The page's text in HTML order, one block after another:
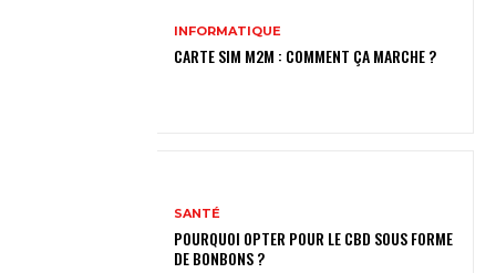
INFORMATIQUE
CARTE SIM M2M : COMMENT ÇA MARCHE ?
SANTÉ
POURQUOI OPTER POUR LE CBD SOUS FORME
DE BONBONS ?